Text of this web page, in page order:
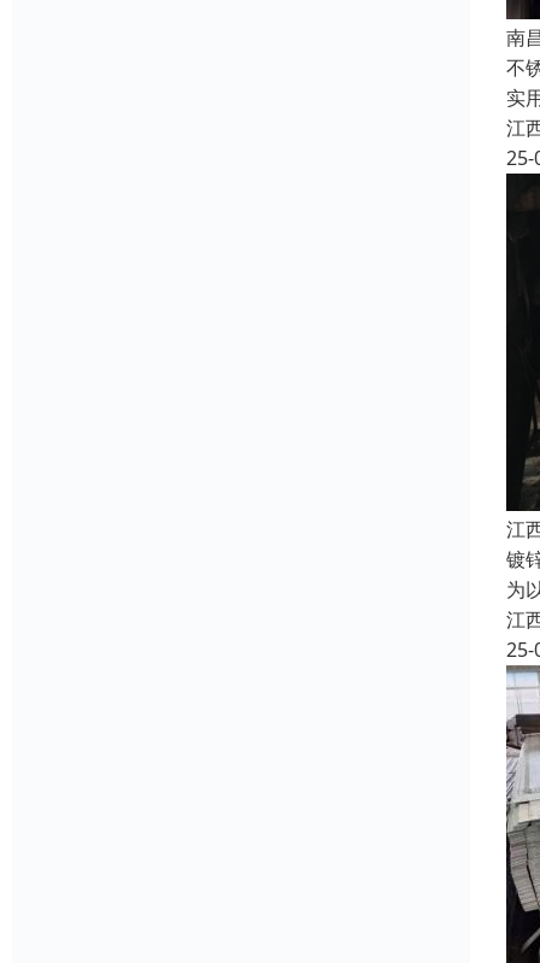
南
不
实
江
25-
江
镀
为
江
25-